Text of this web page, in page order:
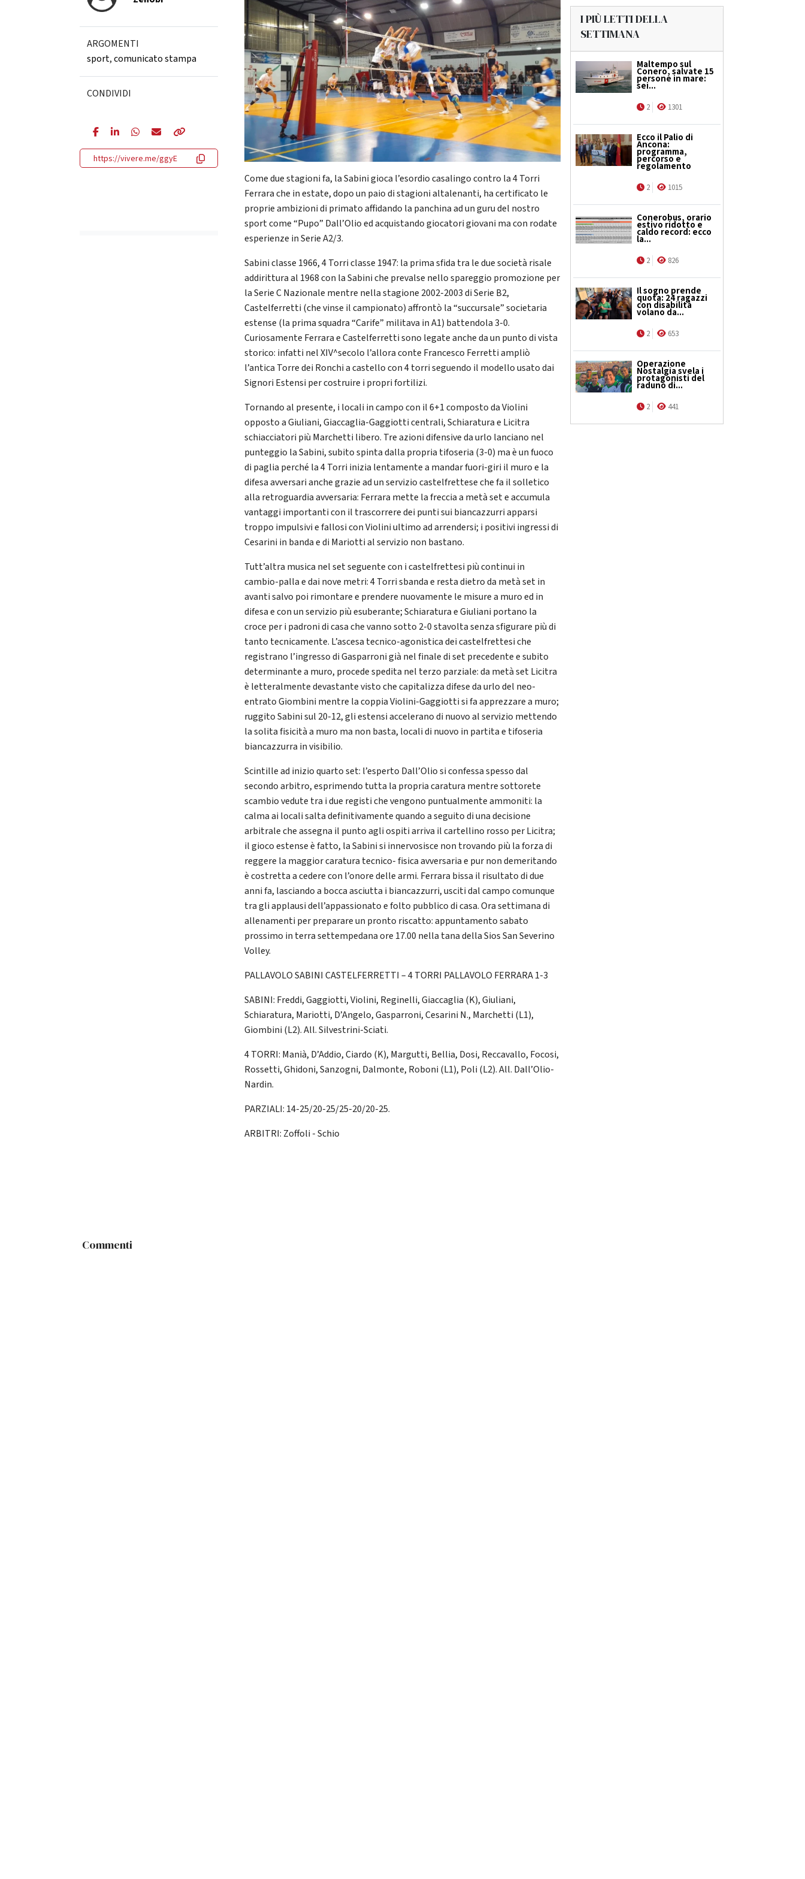
ARGOMENTI
sport,comunicato stampa
CONDIVIDI
https://vivere.me/ggyE
Come due stagioni fa, la Sabini gioca l’esordio casalingo contro la 4 Torri
Ferrara che in estate, dopo un paio di stagioni altalenanti, ha certificato le
proprie ambizioni di primato affidando la panchina ad un guru del nostro
sport come “Pupo” Dall’Olio ed acquistando giocatori giovani ma con rodate
esperienze in Serie A2/3.
Sabini classe 1966, 4 Torri classe 1947: la prima sfida tra le due società risale
addirittura al 1968 con la Sabini che prevalse nello spareggio promozione per
la Serie C Nazionale mentre nella stagione 2002-2003 di Serie B2,
Castelferretti (che vinse il campionato) affrontò la “succursale” societaria
estense (la prima squadra “Carife” militava in A1) battendola 3-0.
Curiosamente Ferrara e Castelferretti sono legate anche da un punto di vista
storico: infatti nel XIV^secolo l’allora conte Francesco Ferretti ampliò
l’antica Torre dei Ronchi a castello con 4 torri seguendo il modello usato dai
Signori Estensi per costruire i propri fortilizi.
Tornando al presente, i locali in campo con il 6+1 composto da Violini
opposto a Giuliani, Giaccaglia-Gaggiotti centrali, Schiaratura e Licitra
schiacciatori più Marchetti libero. Tre azioni difensive da urlo lanciano nel
punteggio la Sabini, subito spinta dalla propria tifoseria (3-0) ma è un fuoco
di paglia perché la 4 Torri inizia lentamente a mandar fuori-giri il muro e la
difesa avversari anche grazie ad un servizio castelfrettese che fa il solletico
alla retroguardia avversaria: Ferrara mette la freccia a metà set e accumula
vantaggi importanti con il trascorrere dei punti sui biancazzurri apparsi
troppo impulsivi e fallosi con Violini ultimo ad arrendersi; i positivi ingressi di
Cesarini in banda e di Mariotti al servizio non bastano.
Tutt’altra musica nel set seguente con i castelfrettesi più continui in
cambio-palla e dai nove metri: 4 Torri sbanda e resta dietro da metà set in
avanti salvo poi rimontare e prendere nuovamente le misure a muro ed in
difesa e con un servizio più esuberante; Schiaratura e Giuliani portano la
croce per i padroni di casa che vanno sotto 2-0 stavolta senza sfigurare più di
tanto tecnicamente. L’ascesa tecnico-agonistica dei castelfrettesi che
registrano l’ingresso di Gasparroni già nel finale di set precedente e subito
determinante a muro, procede spedita nel terzo parziale: da metà set Licitra
è letteralmente devastante visto che capitalizza difese da urlo del neo-
entrato Giombini mentre la coppia Violini-Gaggiotti si fa apprezzare a muro;
ruggito Sabini sul 20-12, gli estensi accelerano di nuovo al servizio mettendo
la solita fisicità a muro ma non basta, locali di nuovo in partita e tifoseria
biancazzurra in visibilio.
Scintille ad inizio quarto set: l’esperto Dall’Olio si confessa spesso dal
secondo arbitro, esprimendo tutta la propria caratura mentre sottorete
scambio vedute tra i due registi che vengono puntualmente ammoniti: la
calma ai locali salta definitivamente quando a seguito di una decisione
arbitrale che assegna il punto agli ospiti arriva il cartellino rosso per Licitra;
il gioco estense è fatto, la Sabini si innervosisce non trovando più la forza di
reggere la maggior caratura tecnico- fisica avversaria e pur non demeritando
è costretta a cedere con l’onore delle armi. Ferrara bissa il risultato di due
anni fa, lasciando a bocca asciutta i biancazzurri, usciti dal campo comunque
tra gli applausi dell’appassionato e folto pubblico di casa. Ora settimana di
allenamenti per preparare un pronto riscatto: appuntamento sabato
prossimo in terra settempedana ore 17.00 nella tana della Sios San Severino
Volley.
PALLAVOLO SABINI CASTELFERRETTI – 4 TORRI PALLAVOLO FERRARA 1-3
SABINI: Freddi, Gaggiotti, Violini, Reginelli, Giaccaglia (K), Giuliani,
Schiaratura, Mariotti, D’Angelo, Gasparroni, Cesarini N., Marchetti (L1),
Giombini (L2). All. Silvestrini-Sciati.
4 TORRI: Manià, D’Addio, Ciardo (K), Margutti, Bellia, Dosi, Reccavallo, Focosi,
Rossetti, Ghidoni, Sanzogni, Dalmonte, Roboni (L1), Poli (L2). All. Dall’Olio-
Nardin.
PARZIALI: 14-25/20-25/25-20/20-25.
ARBITRI: Zoffoli - Schio
I PIÙ LETTI DELLA
SETTIMANA
Maltempo sul
Conero, salvate 15
persone in mare:
sei...
2 1301
Ecco il Palio di
Ancona:
programma,
percorso e
regolamento
2 1015
Conerobus, orario
estivo ridotto e
caldo record: ecco
la...
2 826
Il sogno prende
quota: 24 ragazzi
con disabilità
volano da...
2 653
Operazione
Nostalgia svela i
protagonisti del
raduno di...
2 441
Commenti